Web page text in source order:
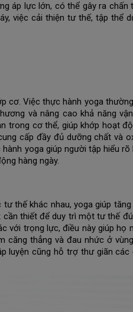
áp lực lớn, có thể gây ra chấn
việc cải thiện tư thế, tập thể
cơ. Việc thực hành yoga
và nâng cao khả năng
trong cơ thể, giúp khớp hoạt
cấp đầy đủ dưỡng chất và
yoga giúp người tập hiểu rõ
hàng ngày.
thế khác nhau, yoga giúp
thiết để duy trì một tư thế
với trọng lực, điều này giúp họ
căng thẳng và đau nhức ở
luyện cũng hỗ trợ thư giãn các